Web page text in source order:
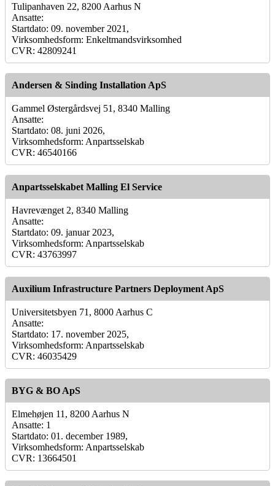
Tulipanhaven 22, 8200 Aarhus N
Ansatte:
Startdato: 09. november 2021,
Virksomhedsform: Enkeltmandsvirksomhed
CVR: 42809241
Andersen & Sinding Installation ApS
Gammel Østergårdsvej 51, 8340 Malling
Ansatte:
Startdato: 08. juni 2026,
Virksomhedsform: Anpartsselskab
CVR: 46540166
Anpartsselskabet Malling El Service
Havrevænget 2, 8340 Malling
Ansatte:
Startdato: 09. januar 2023,
Virksomhedsform: Anpartsselskab
CVR: 43763997
Auxilium Infrastructure Partners Deployment ApS
Universitetsbyen 71, 8000 Aarhus C
Ansatte:
Startdato: 17. november 2025,
Virksomhedsform: Anpartsselskab
CVR: 46035429
BYG & BO ApS
Elmehøjen 11, 8200 Aarhus N
Ansatte: 1
Startdato: 01. december 1989,
Virksomhedsform: Anpartsselskab
CVR: 13664501